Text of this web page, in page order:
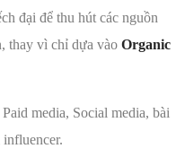
đại để thu hút các nguồn
thay vì chỉ dựa vào Organic
media, Social media, bài